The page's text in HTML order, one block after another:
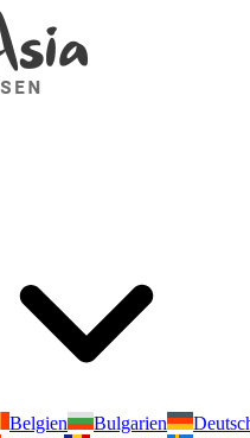
Belgien Bulgarien